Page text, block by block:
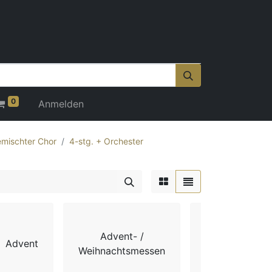
0 Anmelden
Chor 4-stg. + Orchester
Advent
Advent- /
Weihnachtsmessen